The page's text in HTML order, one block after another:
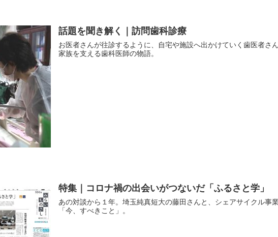
話題を聞き解く｜訪問歯科診療
お医者さんが往診するように、自宅や施設へ出かけていく歯医者さ
家族を支える歯科医師の物語。
特集｜コロナ禍の出会いがつないだ「ふるさと学」
あの対談から１年。埼玉純真短大の藤田さんと、シェアサイクル事
「今、すべきこと」。